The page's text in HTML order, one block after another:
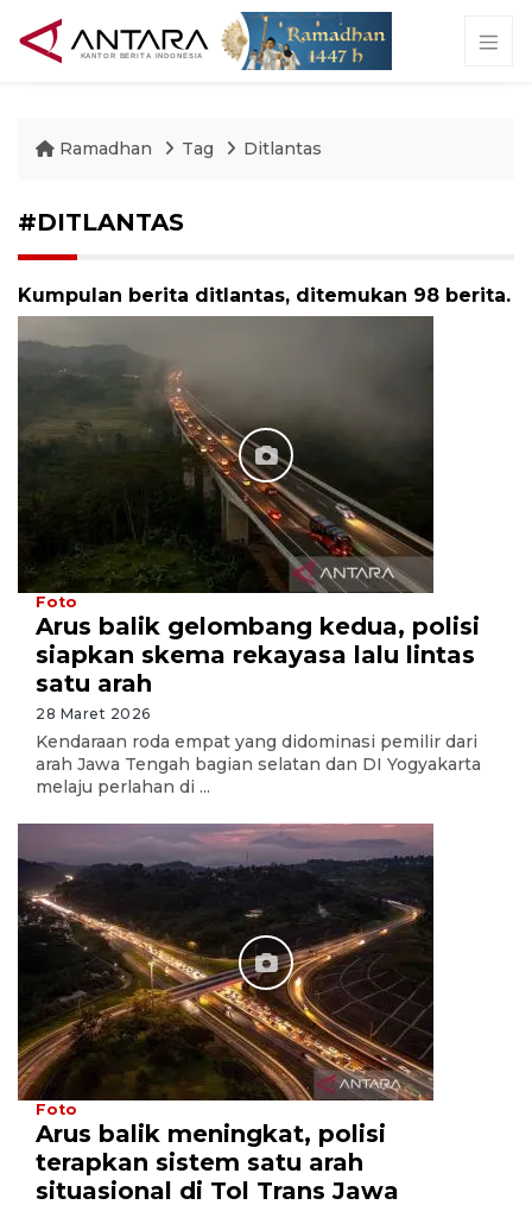
Ramadhan Tag Ditlantas
#DITLANTAS
Kumpulan berita ditlantas, ditemukan 98 berita.
Foto
Arus balik gelombang kedua, polisi
siapkan skema rekayasa lalu lintas
satu arah
28 Maret 2026
Kendaraan roda empat yang didominasi pemilir dari
arah Jawa Tengah bagian selatan dan DI Yogyakarta
melaju perlahan di ...
Foto
Arus balik meningkat, polisi
terapkan sistem satu arah
situasional di Tol Trans Jawa